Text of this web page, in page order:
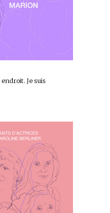
endroit. Je suis